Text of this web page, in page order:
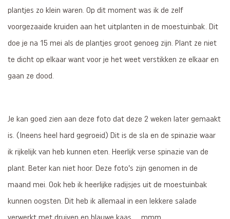
plantjes zo klein waren. Op dit moment was ik de zelf
voorgezaaide kruiden aan het uitplanten in de moestuinbak. Dit
doe je na 15 mei als de plantjes groot genoeg zijn. Plant ze niet
te dicht op elkaar want voor je het weet verstikken ze elkaar en
gaan ze dood.
Je kan goed zien aan deze foto dat deze 2 weken later gemaakt
is. (Ineens heel hard gegroeid) Dit is de sla en de spinazie waar
ik rijkelijk van heb kunnen eten. Heerlijk verse spinazie van de
plant. Beter kan niet hoor. Deze foto’s zijn genomen in de
maand mei. Ook heb ik heerlijke radijsjes uit de moestuinbak
kunnen oogsten. Dit heb ik allemaal in een lekkere salade